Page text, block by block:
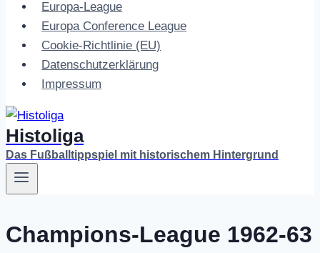
Europa-League
Europa Conference League
Cookie-Richtlinie (EU)
Datenschutzerklärung
Impressum
Histoliga
Das Fußballtippspiel mit historischem Hintergrund
Champions-League 1962-63